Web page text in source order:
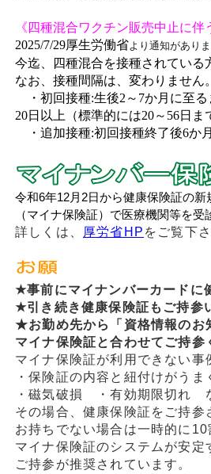
《四種混合ワクチン販売中止に
2025/7/29厚生労働省より通知があり
今迄、四種混合を接種されてい
なお、接種間隔は、変わりませ
・初回接種:生後2～7か月に至
20日以上（標準的には20～56日
・追加接種:初回接種終了後6か
令和6年12月2日から健康保険証の
（マイナ保険証）で医療機関等を
詳しくは、
厚労省HP をご覧下
★事前にマイナンバーカードに
★引き続き健康保険証もご持参
★お勤め先から「資格情報のお
マイナ保険証と合わせてご持参
マイナ保険証が利用できない
・保険証の内容と紐付けがうま
・磁気破損 ・有効期限切れ
その場合、健康保険証をご持
お持ちでない場合は一時的に
マイナ保険証のシステムが安
ご持参が推奨されています。